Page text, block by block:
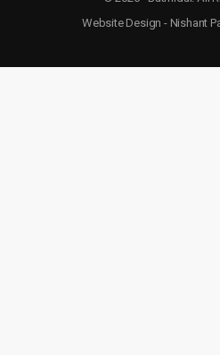
Website Design - Nishant